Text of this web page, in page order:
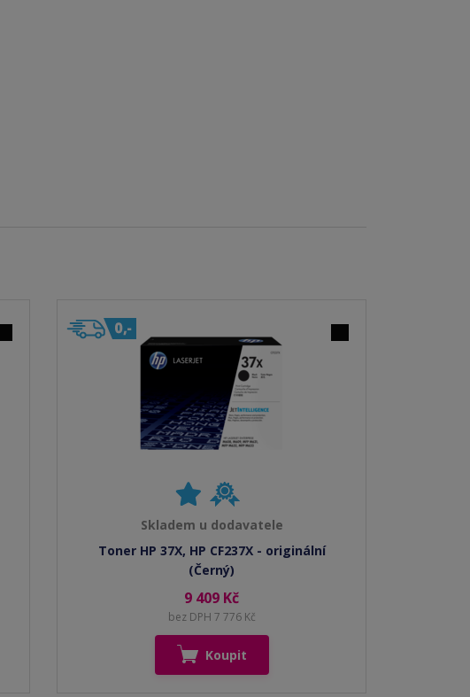
Skladem u dodavatele
Toner HP 37X, HP CF237X - originální
(Černý)
9 409 Kč
bez DPH 7 776 Kč
Koupit